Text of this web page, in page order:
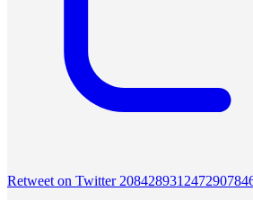
Retweet on Twitter